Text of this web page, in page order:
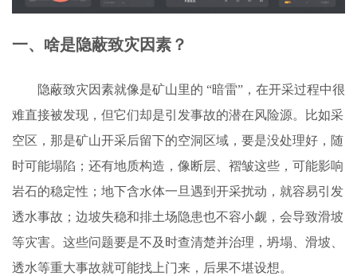
一、啥是隐蔽致灾因素？
隐蔽致灾因素就像是矿山里的 “暗雷”，在开采过程中很
难直接被发现，但它们却是引发事故的潜在风险源。比如采
空区，那是矿山开采后留下的空洞区域，要是没处理好，随
时可能塌陷；还有地质构造，像断层、褶皱这些，可能影响
岩石的稳定性；地下含水体一旦遇到开采扰动，就容易引发
透水事故；边坡失稳和排土场隐患也不容小觑，会导致滑坡
等灾害。这些问题要是不及时查清楚并治理，坍塌、滑坡、
透水等重大事故就可能找上门来，后果不堪设想。